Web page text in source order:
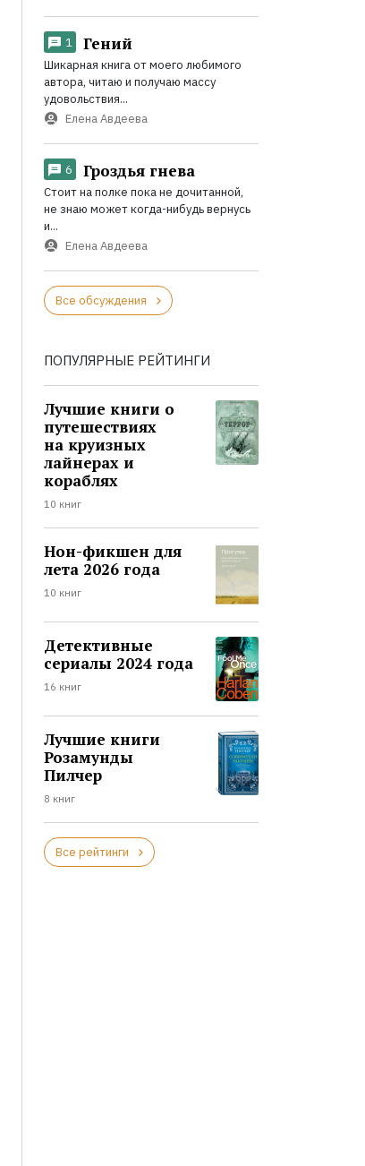
1 Гений
Шикарная книга от моего любимого
автора, читаю и получаю массу
удовольствия...
Елена Авдеева
6 Гроздья гнева
Стоит на полке пока не дочитанной,
не знаю может когда-нибудь вернусь
и...
Елена Авдеева
Все обсуждения
ПОПУЛЯРНЫЕ РЕЙТИНГИ
Лучшие книги о
путешествиях
на круизных
лайнерах и
кораблях
10 книг
Нон-фикшен для
лета 2026 года
10 книг
Детективные
сериалы 2024 года
16 книг
Лучшие книги
Розамунды
Пилчер
8 книг
Все рейтинги